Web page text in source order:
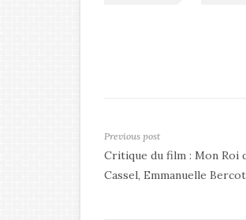
Previous post
Critique du film : Mon Roi
Cassel, Emmanuelle